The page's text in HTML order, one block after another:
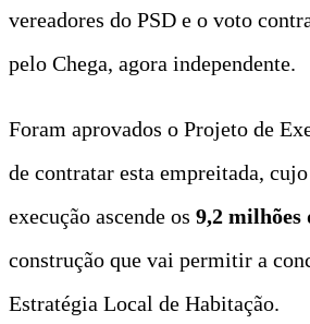
vereadores do PSD e o voto
pelo Chega, agora independente.
Foram aprovados o Projeto de
de contratar esta empreitada,
execução ascende os 9,2 milhões
construção que vai permitir a
Estratégia Local de Habitação.